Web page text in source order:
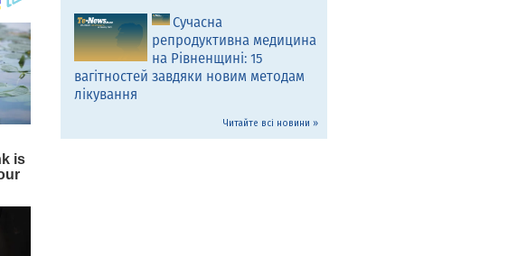
Сучасна
репродуктивна медицина
на Рівненщині: 15
вагітностей завдяки новим методам
лікування
Читайте всі новини »